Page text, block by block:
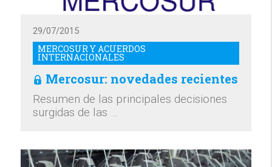
MERCOSUR Y ACUERDOS
INTERNACIONALES
29/07/2015
Mercosur: novedades recientes
Resumen de las principales decisiones
surgidas de las …